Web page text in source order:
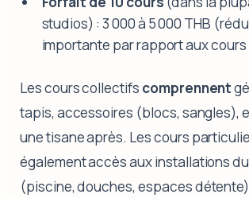
studios) : 3 000 à 5 000 THB
importante par rapport aux cours
Les cours collectifs comprennent
tapis, accessoires (blocs, sangles),
une tisane après. Les cours
également accès aux installations
(piscine, douches, espaces